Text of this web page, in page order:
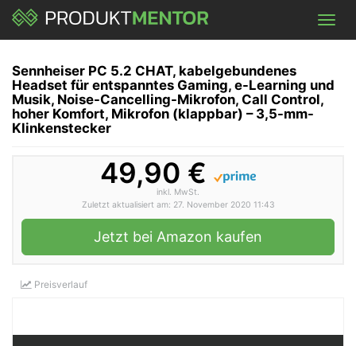
Skip
main
Sennheiser PC 5.2 CHAT, kabelgebundenes
Headset für entspanntes Gaming, e-Learning und
Musik, Noise-Cancelling-Mikrofon, Call Control,
hoher Komfort, Mikrofon (klappbar) – 3,5-mm-
Klinkenstecker
49,90 €
inkl. MwSt.
Zuletzt aktualisiert am: 27. November 2020 11:43
Jetzt bei Amazon kaufen
Preisverlauf